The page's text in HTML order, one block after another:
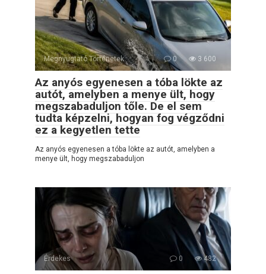
Megnyugtató Történetek 0 3 600
Az anyós egyenesen a tóba lökte az
autót, amelyben a menye ült, hogy
megszabaduljon tőle. De el sem
tudta képzelni, hogyan fog végződni
ez a kegyetlen tette
Az anyós egyenesen a tóba lökte az autót, amelyben a
menye ült, hogy megszabaduljon
Érdekes 0 482